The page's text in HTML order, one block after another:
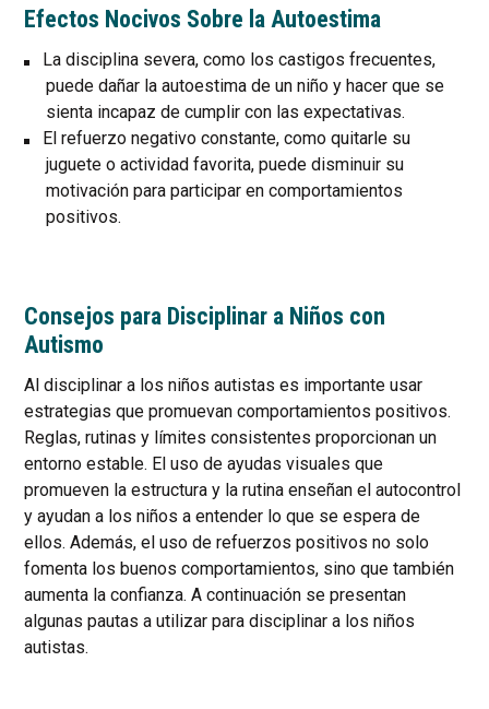
Efectos Nocivos Sobre la Autoestima
La disciplina severa, como los castigos frecuentes,
puede dañar la autoestima de un niño y hacer que se
sienta incapaz de cumplir con las expectativas.
El refuerzo negativo constante, como quitarle su
juguete o actividad favorita, puede disminuir su
motivación para participar en comportamientos
positivos.
Consejos para Disciplinar a Niños con
Autismo
Al disciplinar a los niños autistas es importante usar
estrategias que promuevan comportamientos positivos.
Reglas, rutinas y límites consistentes proporcionan un
entorno estable. El uso de ayudas visuales que
promueven la estructura y la rutina enseñan el autocontrol
y ayudan a los niños a entender lo que se espera de
ellos. Además, el uso de refuerzos positivos no solo
fomenta los buenos comportamientos, sino que también
aumenta la confianza. A continuación se presentan
algunas pautas a utilizar para disciplinar a los niños
autistas.